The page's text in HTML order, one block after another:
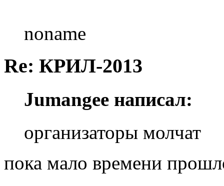
noname
Re: КРИЛ-2013
Jumangee написал:
организаторы молчат
пока мало времени